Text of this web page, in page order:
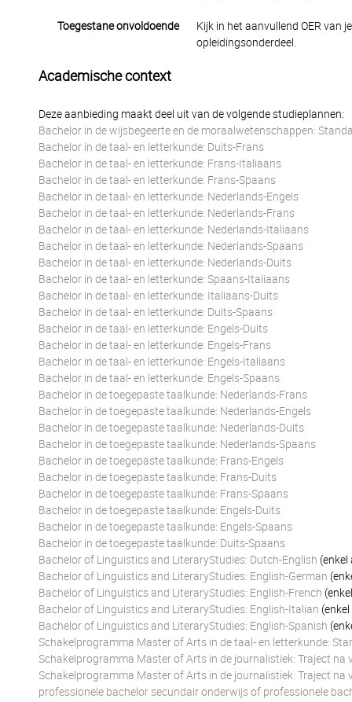
Toegestane onvoldoende
Kijk in het aanvullend OER van
opleidingsonderdeel.
Academische context
Deze aanbieding maakt deel uit van de volgende studieplannen:
Bachelor in de wijsbegeerte en de moraalwetenschappen:
Bachelor in de taal- en letterkunde: Duits-Frans
Bachelor in de taal- en letterkunde: Frans-Italiaans
Bachelor in de taal- en letterkunde: Frans-Spaans
Bachelor in de taal- en letterkunde: Nederlands-Engels
Bachelor in de taal- en letterkunde: Nederlands-Frans
Bachelor in de taal- en letterkunde: Nederlands-Italiaans
Bachelor in de taal- en letterkunde: Nederlands-Spaans
Bachelor in de taal- en letterkunde: Nederlands-Duits
Bachelor in de taal- en letterkunde: Spaans-Italiaans
Bachelor in de taal- en letterkunde: Italiaans-Duits
Bachelor in de taal- en letterkunde: Duits-Spaans
Bachelor in de taal- en letterkunde: Engels-Duits
Bachelor in de taal- en letterkunde: Engels-Frans
Bachelor in de taal- en letterkunde: Engels-Italiaans
Bachelor in de taal- en letterkunde: Engels-Spaans
Bachelor in de toegepaste taalkunde: Nederlands-Frans
Bachelor in de toegepaste taalkunde: Nederlands-Engels
Bachelor in de toegepaste taalkunde: Nederlands-Duits
Bachelor in de toegepaste taalkunde: Nederlands-Spaans
Bachelor in de toegepaste taalkunde: Frans-Engels
Bachelor in de toegepaste taalkunde: Frans-Duits
Bachelor in de toegepaste taalkunde: Frans-Spaans
Bachelor in de toegepaste taalkunde: Engels-Duits
Bachelor in de toegepaste taalkunde: Engels-Spaans
Bachelor in de toegepaste taalkunde: Duits-Spaans
Bachelor of Linguistics and LiteraryStudies: Dutch-English (enkel
Bachelor of Linguistics and LiteraryStudies: English-German
Bachelor of Linguistics and LiteraryStudies: English-French
Bachelor of Linguistics and LiteraryStudies: English-Italian
Bachelor of Linguistics and LiteraryStudies: English-Spanish
Schakelprogramma Master of Arts in de taal- en letterkunde:
Schakelprogramma Master of Arts in de journalistiek: Traject
Schakelprogramma Master of Arts in de journalistiek: Traject
professionele bachelor secundair onderwijs of professionele